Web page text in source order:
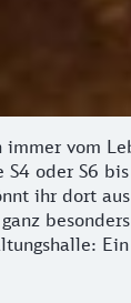
vom
oder S6
ihr dort